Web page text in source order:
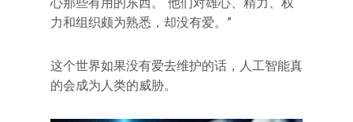
力和组织颇为熟悉，却没有爱。”
这个世界如果没有爱去维护的话，人工智能真
的会成为人类的威胁。